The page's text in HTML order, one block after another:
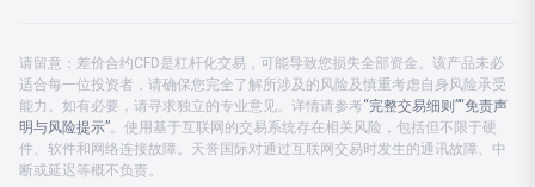
金市快讯
投资月刊
监管认证
公司公告
公司账户
中国大陆：4001203582
中国香港及海外：+852 37596888
请留意：差价合约CFD是杠杆化交易，可能导致您损失全部资金。该产品未必
适合每一位投资者，请确保您完全了解所涉及的风险及慎重考虑自身风险承受
能力。如有必要，请寻求独立的专业意见。详情请参考“完整交易细则”“免责声
明与风险提示”。使用基于互联网的交易系统存在相关风险，包括但不限于硬
件、软件和网络连接故障。天誉国际对通过互联网交易时发生的通讯故障、中
断或延迟等概不负责。